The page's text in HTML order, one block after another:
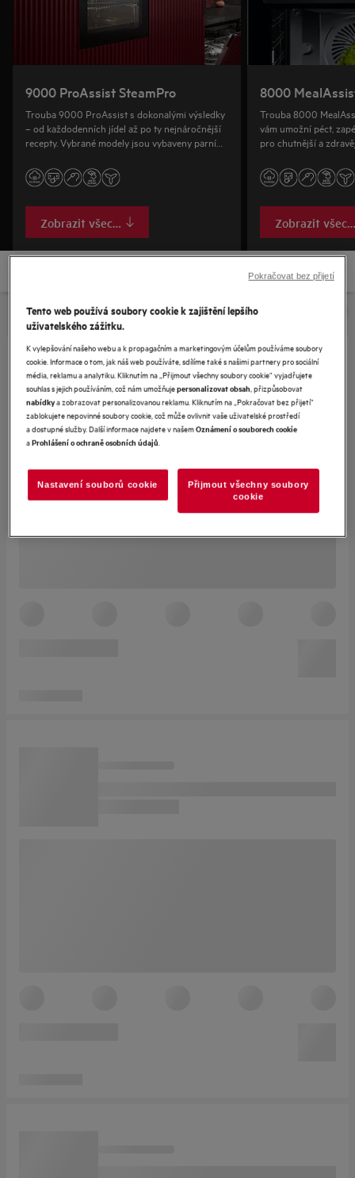
9000 ProAssist SteamPro
Trouba 9000 ProAssist s dokonalými výsledky
– od každodenních jídel až po ty nejnáročnější
recepty. Vybrané modely jsou vybaveny parním
Zobrazit všechny
8000
Trouba 8000
vám umožní péct,
pro chutnější a
Zobrazit
Tento web používá soubory cookie k zajištění lepšího
uživatelského zážitku.
K vylepšování našeho webu a k propagačním a marketingovým účelům používáme soubory
cookie. Informace o tom, jak náš web používáte, sdílíme také s našimi partnery pro sociální
média, reklamu a analytiku. Kliknutím na „Přijmout všechny soubory cookie“ vyjadřujete
souhlas s jejich používáním, což nám umožňujepersonalizovat obsah, přizpůsobovat
nabídkya zobrazovat personalizovanou reklamu. Kliknutím na „Pokračovat bez přijetí“
zablokujete nepovinné soubory cookie, což může ovlivnit vaše uživatelské prostředí
a dostupné služby. Další informace najdete v našemOznámení o souborech cookie
aProhlášení o ochraně osobních údajů.
Nastavení souborů cookie
Přijmout všechny soubory
cookie
Pokračovat bez přijetí